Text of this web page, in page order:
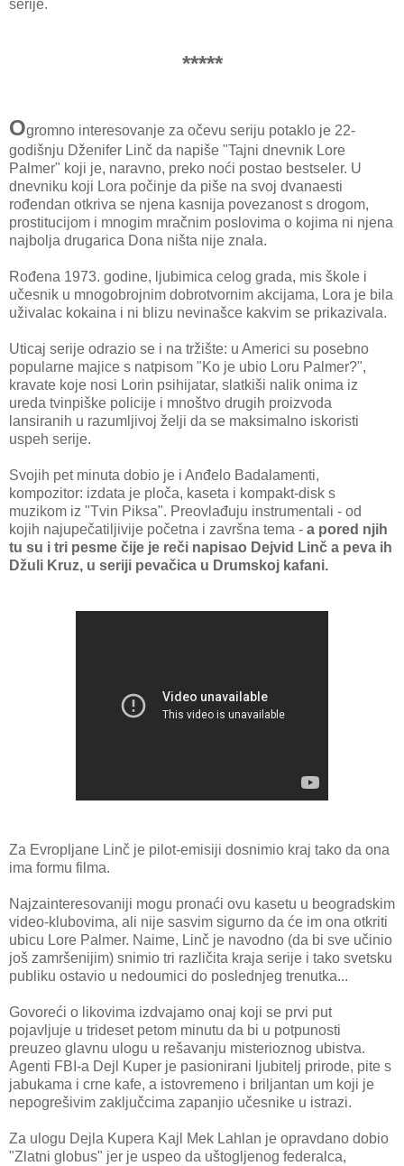
serije.
*****
Ogromno interesovanje za očevu seriju potaklo je 22-
godišnju Dženifer Linč da napiše "Tajni dnevnik Lore
Palmer" koji je, naravno, preko noći postao bestseler. U
dnevniku koji Lora počinje da piše na svoj dvanaesti
rođendan otkriva se njena kasnija povezanost s drogom,
prostitucijom i mnogim mračnim poslovima o kojima ni njena
najbolja drugarica Dona ništa nije znala.
Rođena 1973. godine, ljubimica celog grada, mis škole i
učesnik u mnogobrojnim dobrotvornim akcijama, Lora je bila
uživalac kokaina i ni blizu nevinašce kakvim se prikazivala.
Uticaj serije odrazio se i na tržište: u Americi su posebno
popularne majice s natpisom "Ko je ubio Loru Palmer?",
kravate koje nosi Lorin psihijatar, slatkiši nalik onima iz
ureda tvinpiške policije i mnoštvo drugih proizvoda
lansiranih u razumljivoj želji da se maksimalno iskoristi
uspeh serije.
Svojih pet minuta dobio je i Anđelo Badalamenti,
kompozitor: izdata je ploča, kaseta i kompakt-disk s
muzikom iz "Tvin Piksa". Preovlađuju instrumentali - od
kojih najupečatiljivije početna i završna tema - a pored njih
tu su i tri pesme čije je reči napisao Dejvid Linč a peva ih
Džuli Kruz, u seriji pevačica u Drumskoj kafani.
Za Evropljane Linč je pilot-emisiji dosnimio kraj tako da ona
ima formu filma.
Najzainteresovaniji mogu pronaći ovu kasetu u beogradskim
video-klubovima, ali nije sasvim sigurno da će im ona otkriti
ubicu Lore Palmer. Naime, Linč je navodno (da bi sve učinio
još zamršenijim) snimio tri različita kraja serije i tako svetsku
publiku ostavio u nedoumici do poslednjeg trenutka...
Govoreći o likovima izdvajamo onaj koji se prvi put
pojavljuje u trideset petom minutu da bi u potpunosti
preuzeo glavnu ulogu u rešavanju misterioznog ubistva.
Agenti FBI-a Dejl Kuper je pasionirani ljubitelj prirode, pite s
jabukama i crne kafe, a istovremeno i briljantan um koji je
nepogrešivim zaključcima zapanjio učesnike u istrazi.
Za ulogu Dejla Kupera Kajl Mek Lahlan je opravdano dobio
"Zlatni globus" jer je uspeo da uštogljenog federalca,